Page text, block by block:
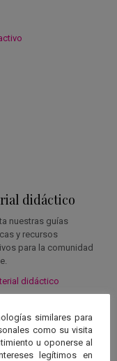
didáctico
nuestras guías
y recursos
para la comunidad
didáctico
similares para
como su visita
u oponerse al
legítimos en